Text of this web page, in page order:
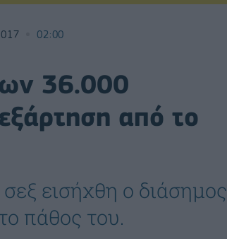
02:00
36.000
από το
εισήχθη ο διάσημος
πάθος του.